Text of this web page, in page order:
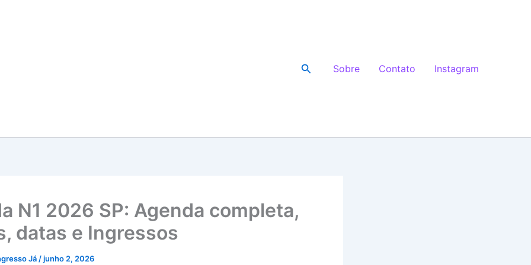
Pesquisar
Sobre Contato Instagram
N1 2026 SP: Agenda completa,
datas e Ingressos
Já /junho 2, 2026